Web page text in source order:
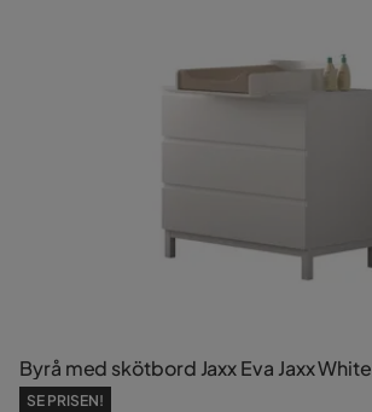
Byrå med skötbord Jaxx Eva Jaxx White
SE PRISEN!